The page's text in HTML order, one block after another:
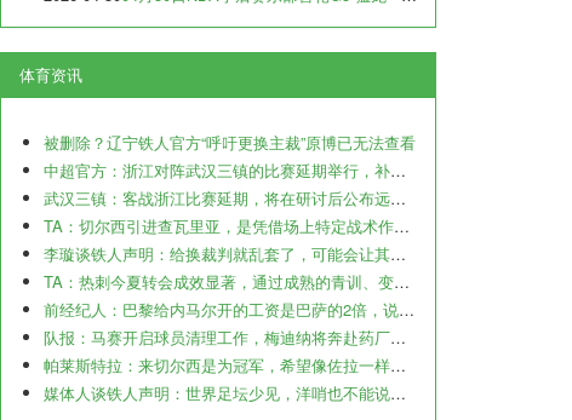
体育资讯
被删除？辽宁铁人官方“呼吁更换主裁”原博已无法查看
中超官方：浙江对阵武汉三镇的比赛延期举行，补赛时间另行通知
武汉三镇：客战浙江比赛延期，将在研讨后公布远征球迷的补偿方案
TA：切尔西引进查瓦里亚，是凭借场上特定战术作用被选中的即战力
李璇谈铁人声明：给换裁判就乱套了，可能会让其他裁判产生共情
TA：热刺今夏转会成效显著，通过成熟的青训、变现完成阵容迭代
前经纪人：巴黎给内马尔开的工资是巴萨的2倍，说到底还是钱
队报：马赛开启球员清理工作，梅迪纳将奔赴药厂，鲁利将加盟曼城
帕莱斯特拉：来切尔西是为冠军，希望像佐拉一样成为蓝军传奇
媒体人谈铁人声明：世界足坛少见，洋哨也不能说判罚就没问题